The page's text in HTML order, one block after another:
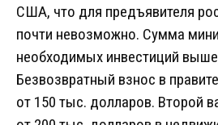
США, что для предъявителя
почти невозможно. Сумма
необходимых инвестиций
Безвозвратный взнос в
от 150 тыс. долларов. Второй